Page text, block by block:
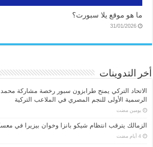
ما هو موقع يلا سبورت؟
31/01/2026
أخر التدوينات
الاتحاد التركي يمنح طرابزون سبور رخصة مشاركة
الرسمية الأولى للنجم المصري في الملاعب التركية
‏يومين مضت
الزمالك يترقب انتظام شيكو بانزا وخوان بيزيرا في